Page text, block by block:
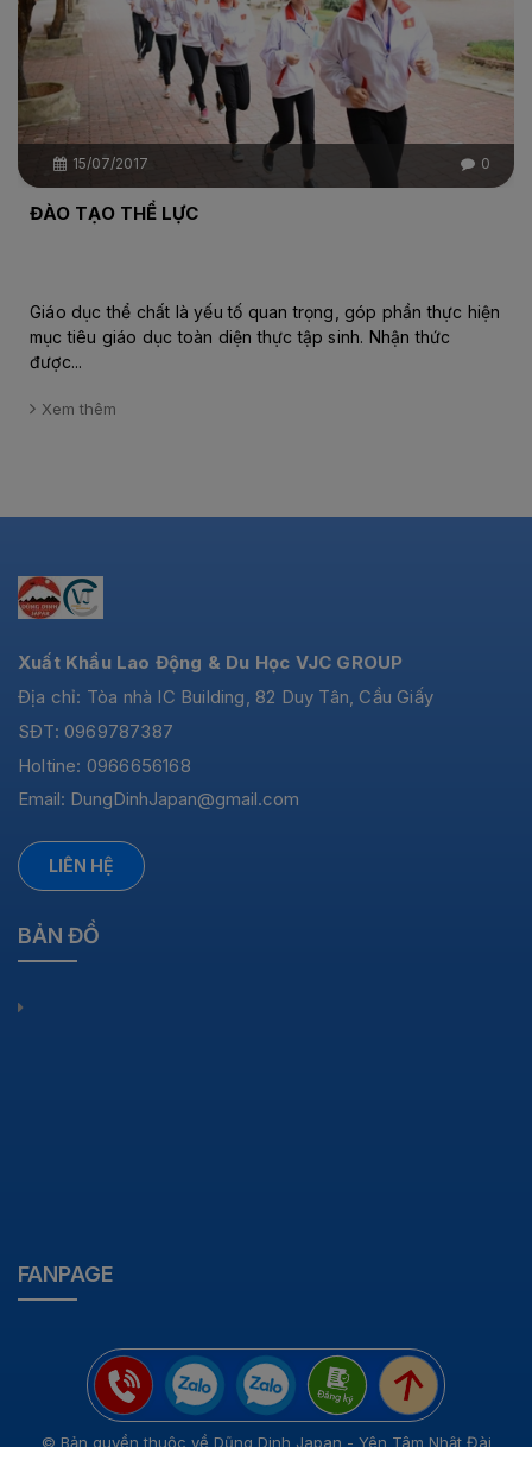
15/07/2017 0
ĐÀO TẠO THỂ LỰC
Giáo dục thể chất là yếu tố quan trọng, góp phần thực hiện
mục tiêu giáo dục toàn diện thực tập sinh. Nhận thức
được...
Xem thêm
Xuất Khẩu Lao Động & Du Học VJC GROUP
Địa chỉ: Tòa nhà IC Building, 82 Duy Tân, Cầu Giấy
SĐT: 0969787387
Holtine: 0966656168
Email: DungDinhJapan@gmail.com
LIÊN HỆ
BẢN ĐỒ
FANPAGE
© Bản quyền thuộc về Dũng Dinh Japan - Yên Tâm Nhật Đài